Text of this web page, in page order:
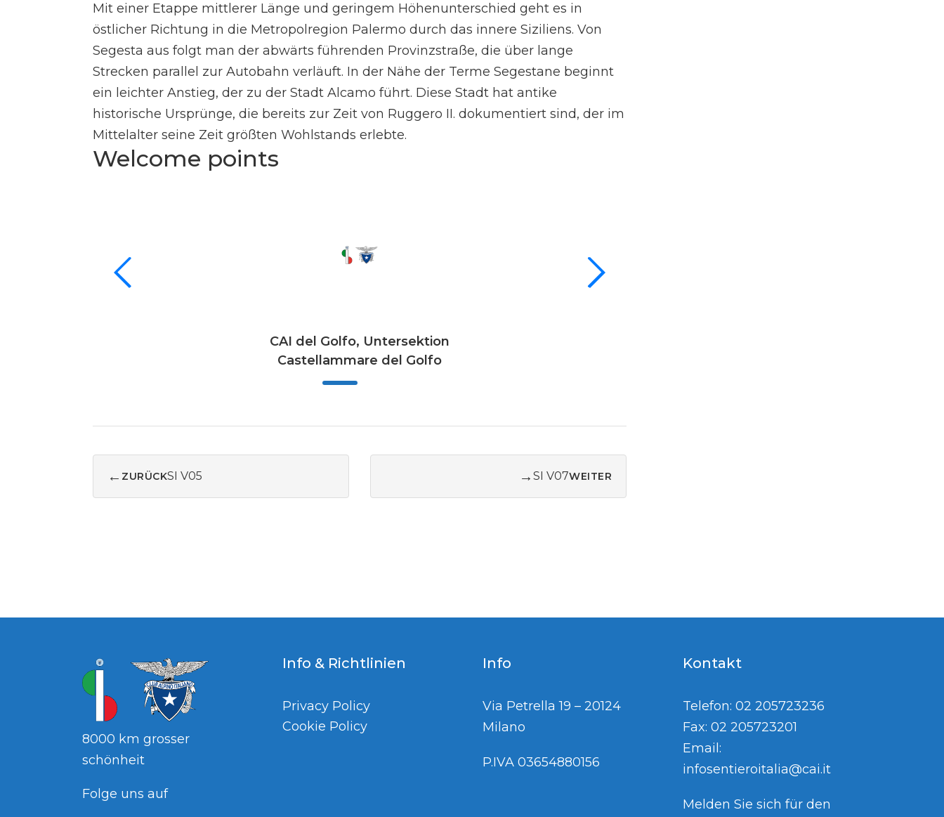
Mit einer Etappe mittlerer Länge und geringem Höhenunterschied geht es in
östlicher Richtung in die Metropolregion Palermo durch das innere Siziliens. Von
Segesta aus folgt man der abwärts führenden Provinzstraße, die über lange
Strecken parallel zur Autobahn verläuft. In der Nähe der Terme Segestane beginnt
ein leichter Anstieg, der zu der Stadt Alcamo führt. Diese Stadt hat antike
historische Ursprünge, die bereits zur Zeit von Ruggero II. dokumentiert sind, der im
Mittelalter seine Zeit größten Wohlstands erlebte.
Welcome points
CAI del Golfo, Untersektion
Castellammare del Golfo
← ZURÜCKSI V05 WEITER
SI V07
→
8000 km grosser
schönheit
Folge uns auf
Info & Richtlinien
Privacy Policy
Cookie Policy
Info
Via Petrella 19 – 20124
Milano
P.IVA 03654880156
Kontakt
Telefon: 02 205723236
Fax: 02 205723201
Email:
infosentieroitalia@cai.it
Melden Sie sich für den